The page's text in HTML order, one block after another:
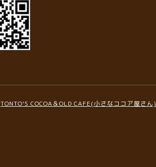
TONTO’S COCOA＆OLD CAFE(小さなココア屋さん)